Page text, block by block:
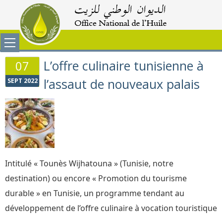
07
SEPT 2022
L’offre culinaire tunisienne à
l’assaut de nouveaux palais
Intitulé « Tounès Wijhatouna » (Tunisie, notre
destination) ou encore « Promotion du tourisme
durable » en Tunisie, un programme tendant au
développement de l’offre culinaire à vocation touristique